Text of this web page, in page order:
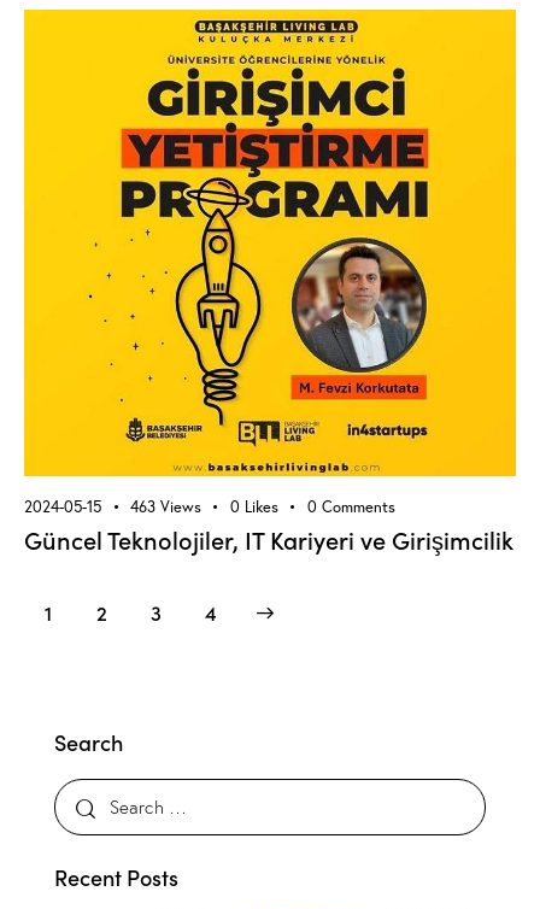
2024-05-15 463 Views 0 Likes 0 Comments
Güncel Teknolojiler, IT Kariyeri ve Girişimcilik
1 2 3 4
>
Search
Recent Posts